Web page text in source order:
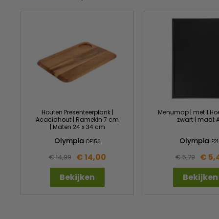
Houten Presenteerplank |
Acaciahout | Ramekin 7 cm
| Maten 24 x 34 cm
Olympia DP156
€ 14,99
€ 14,00
Bekijken
Menumap | met 1
zwart | maat
Olympia
€ 5,79
€
Bekijken